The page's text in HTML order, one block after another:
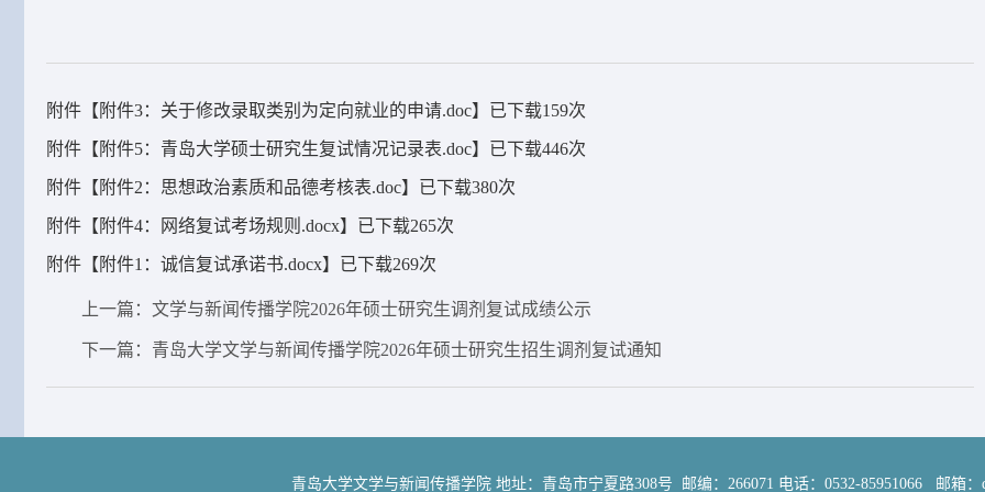
附件【 附件3：关于修改录取类别为定向就业的申请.doc】已下载159次
附件【 附件5：青岛大学硕士研究生复试情况记录表.doc】已下载446次
附件【 附件2：思想政治素质和品德考核表.doc】已下载380次
附件【 附件4：网络复试考场规则.docx】已下载265次
附件【 附件1：诚信复试承诺书.docx】已下载269次
上一篇：文学与新闻传播学院2026年硕士研究生调剂复试成绩公示
下一篇：青岛大学文学与新闻传播学院2026年硕士研究生招生调剂复试通知
青岛大学文学与新闻传播学院 地址：青岛市宁夏路308号 邮编：266071 电话：0532-85951066 邮箱：